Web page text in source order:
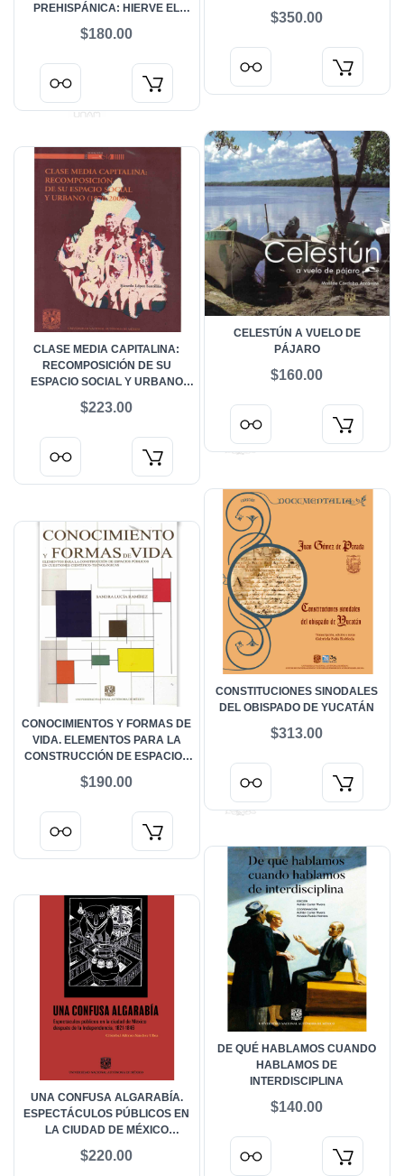
PREHISPÁNICA: HIERVE EL
$180.00
$350.00
CELESTÚN A VUELO DE
PÁJARO
$160.00
CLASE MEDIA CAPITALINA:
RECOMPOSICIÓN DE SU
ESPACIO SOCIAL Y URBANO
$223.00
CONSTITUCIONES SINODALES
DEL OBISPADO DE YUCATÁN
$313.00
CONOCIMIENTOS Y FORMAS DE
VIDA. ELEMENTOS PARA LA
CONSTRUCCIÓN DE ESPACIOS
CIENTÍFICO-TECNOLÓGICAS
$190.00
DE QUÉ HABLAMOS CUANDO
HABLAMOS DE
INTERDISCIPLINA
$140.00
UNA CONFUSA ALGARABÍA.
ESPECTÁCULOS PÚBLICOS EN
LA CIUDAD DE MÉXICO
INDEPENDENCIA, 1821-1846
$220.00